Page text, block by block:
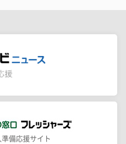
備応援サイト